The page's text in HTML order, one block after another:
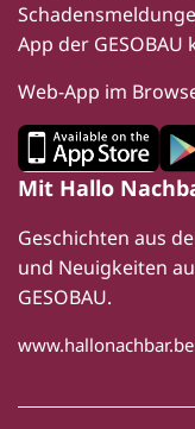
App der GESOBAU
Web-App im
Mit Hallo
Geschichten aus
und Neuigkeiten
GESOBAU.